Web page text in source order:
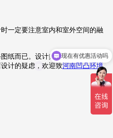
一定要注意室内和室外空间的融
纸而已。设计师要明确面向的人
计的疑虑，欢迎致河南凹凸环境
可以介绍下你们的服务么